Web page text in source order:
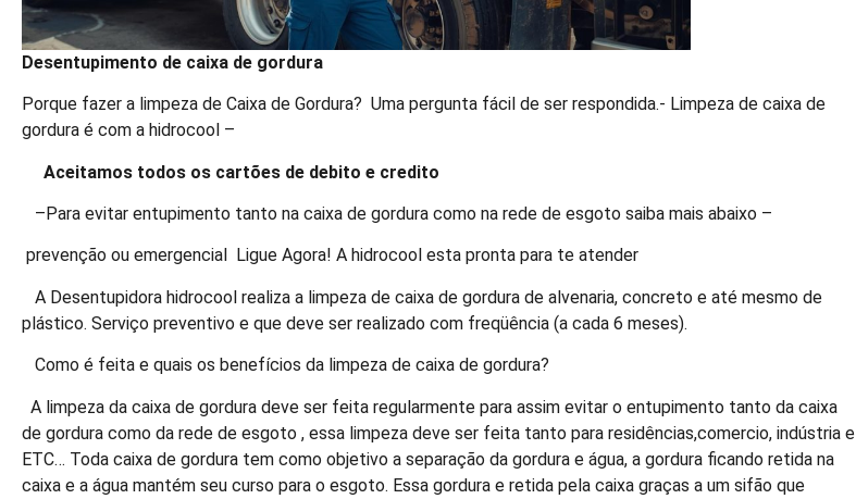
Desentupimento de caixa de gordura
Porque fazer a limpeza de Caixa de Gordura? Uma pergunta fácil de ser respondida.- Limpeza de caixa de
gordura é com a hidrocool –
Aceitamos todos os cartões de debito e credito
–Para evitar entupimento tanto na caixa de gordura como na rede de esgoto saiba mais abaixo –
prevenção ou emergencial Ligue Agora! A hidrocool esta pronta para te atender
A Desentupidora hidrocool realiza a limpeza de caixa de gordura de alvenaria, concreto e até mesmo de
plástico. Serviço preventivo e que deve ser realizado com freqüência (a cada 6 meses).
Como é feita e quais os benefícios da limpeza de caixa de gordura?
A limpeza da caixa de gordura deve ser feita regularmente para assim evitar o entupimento tanto da caixa
de gordura como da rede de esgoto , essa limpeza deve ser feita tanto para residências,comercio, indústria e
ETC… Toda caixa de gordura tem como objetivo a separação da gordura e água, a gordura ficando retida na
caixa e a água mantém seu curso para o esgoto. Essa gordura e retida pela caixa graças a um sifão que